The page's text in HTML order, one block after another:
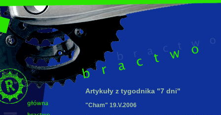
Artykuły z tygodnika "7 dni"
"Cham" 19.V.2006